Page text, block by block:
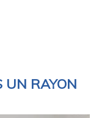
UN RAYON